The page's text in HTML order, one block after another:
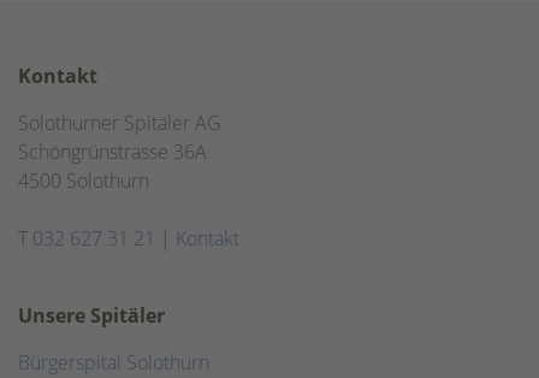
Kontakt
Solothurner Spitäler AG
Schöngrünstrasse 36A
4500 Solothurn
T 032 627 31 21 | Kontakt
Unsere Spitäler
Bürgerspital Solothurn